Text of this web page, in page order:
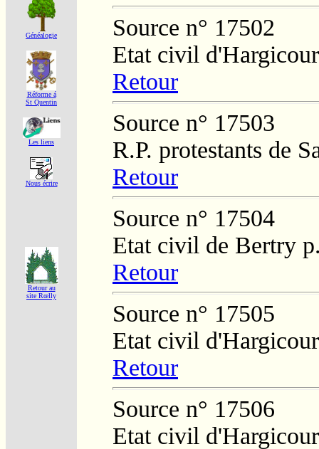
Généalogie
Réforme á
St Quentin
Les liens
Nous écrire
Retour au
site Rœlly
Source n° 17502
Etat civil
Retour
Source n° 17503
R.P. protestants de
Retour
Source n° 17504
Etat civil de Bertry
Retour
Source n° 17505
Etat civil
Retour
Source n° 17506
Etat civil